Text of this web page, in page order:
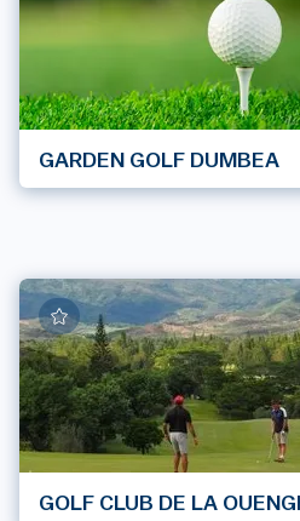
GARDEN GOLF DUMBEA
GOLF CLUB DE LA